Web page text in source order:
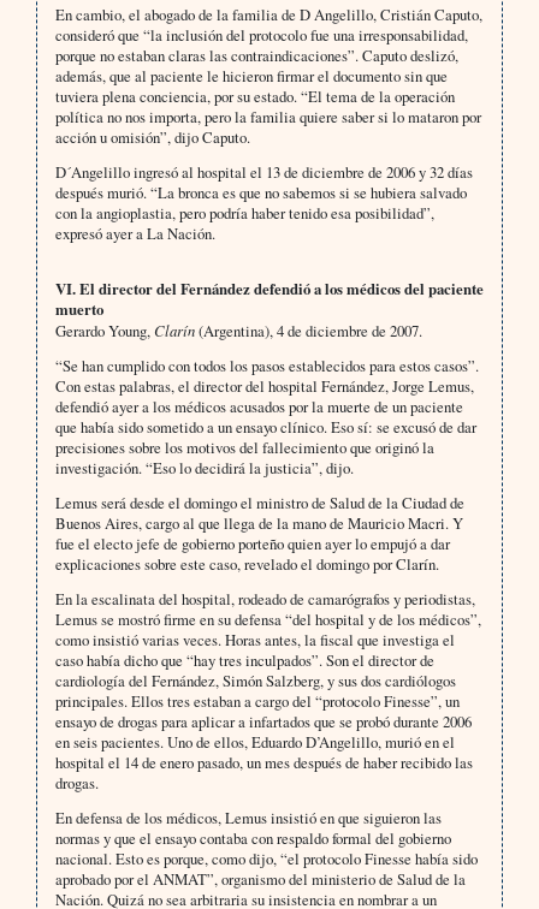
En cambio, el abogado de la familia de D Angelillo, Cristián Caputo,
consideró que “la inclusión del protocolo fue una irresponsabilidad,
porque no estaban claras las contraindicaciones”. Caputo deslizó,
además, que al paciente le hicieron firmar el documento sin que
tuviera plena conciencia, por su estado. “El tema de la operación
política no nos importa, pero la familia quiere saber si lo mataron por
acción u omisión”, dijo Caputo.
D´Angelillo ingresó al hospital el 13 de diciembre de 2006 y 32 días
después murió. “La bronca es que no sabemos si se hubiera salvado
con la angioplastia, pero podría haber tenido esa posibilidad”,
expresó ayer a La Nación.
VI. El director del Fernández defendió a los médicos del paciente
muerto
Gerardo Young,Clarín(Argentina), 4 de diciembre de 2007.
“Se han cumplido con todos los pasos establecidos para estos casos”.
Con estas palabras, el director del hospital Fernández, Jorge Lemus,
defendió ayer a los médicos acusados por la muerte de un paciente
que había sido sometido a un ensayo clínico. Eso sí: se excusó de dar
precisiones sobre los motivos del fallecimiento que originó la
investigación. “Eso lo decidirá la justicia”, dijo.
Lemus será desde el domingo el ministro de Salud de la Ciudad de
Buenos Aires, cargo al que llega de la mano de Mauricio Macri. Y
fue el electo jefe de gobierno porteño quien ayer lo empujó a dar
explicaciones sobre este caso, revelado el domingo por Clarín.
En la escalinata del hospital, rodeado de camarógrafos y periodistas,
Lemus se mostró firme en su defensa “del hospital y de los médicos”,
como insistió varias veces. Horas antes, la fiscal que investiga el
caso había dicho que “hay tres inculpados”. Son el director de
cardiología del Fernández, Simón Salzberg, y sus dos cardiólogos
principales. Ellos tres estaban a cargo del “protocolo Finesse”, un
ensayo de drogas para aplicar a infartados que se probó durante 2006
en seis pacientes. Uno de ellos, Eduardo D’Angelillo, murió en el
hospital el 14 de enero pasado, un mes después de haber recibido las
drogas.
En defensa de los médicos, Lemus insistió en que siguieron las
normas y que el ensayo contaba con respaldo formal del gobierno
nacional. Esto es porque, como dijo, “el protocolo Finesse había sido
aprobado por el ANMAT”, organismo del ministerio de Salud de la
Nación. Quizá no sea arbitraria su insistencia en nombrar a un